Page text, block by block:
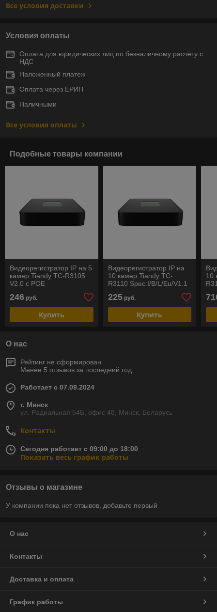
Все условия доставки
Условия оплаты
Оплата для юридических лиц по безналичному расчёту с
НДС
Наложенный платеж
Оплата через ЕРИП
Наличными
Все условия оплаты
Подобные товары компании
Видеорегистратор IP на 5
камер Tiandy TC-R3105
V2.0 с POE
246 руб.
Купить
Видеорегистратор IP на
10 камер Tiandy TC-
R3110 Spec:I/B/L/Eu/V1.1
225руб.
Купить
10
О нас
Рейтинг не сформирован
Менее 5 отзывов за последний год
Работает с 07.09.2024
г. Минск
ул. Радиальная 54Б, офис 48, Минск, Беларусь
Контакты
Сегодня работает с 09:00 до 18:00
Показать весь график работы
Отзывы о магазине
У компании пока нет отзывов, добавьте первый
О нас
Контакты
Доставка и оплата
График работы